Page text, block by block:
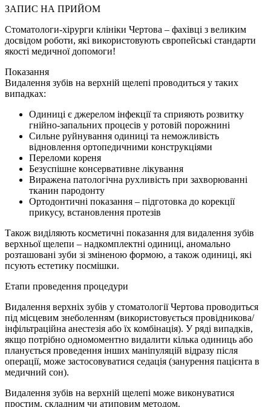
ЗАПИС НА ПРИЙОМ
Стоматологи-хірурги клініки Чертова – фахівці з великим
досвідом роботи, які використовують європейські стандарти
якості медичної допомоги!
Показання
Видалення зубів на верхній щелепі проводиться у таких
випадках:
Одиниці є джерелом інфекції та сприяють розвитку
гнійно-запальних процесів у ротовій порожнині
Сильне руйнування одиниці та неможливість
відновлення ортопедичними конструкціями
Переломи кореня
Безуспішне консервативне лікування
Виражена патологічна рухливість при захворюванні
тканин пародонту
Ортодонтичні показання – підготовка до корекції
прикусу, встановлення протезів
Також виділяють косметичні показання для видалення зубів
верхньої щелепи – надкомплектні одиниці, аномально
розташовані зуби зі зміненою формою, а також одиниці, які
псують естетику посмішки.
Етапи проведення процедури
Видалення верхніх зубів у стоматології Чертова проводиться
під місцевим знеболенням (використовується провідникова/
інфільтраційна анестезія або їх комбінація). У ряді випадків,
якщо потрібно одномоментно видалити кілька одиниць або
планується проведення інших маніпуляцій відразу після
операції, може застосовуватися седація (занурення пацієнта в
медичний сон).
Видалення зубів на верхній щелепі може виконуватися
простим, складним чи атиповим методом.